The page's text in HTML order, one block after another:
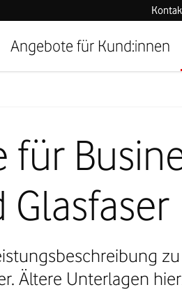
Angebote für Kund:innen
Glasfaser
Ältere Unterlagen